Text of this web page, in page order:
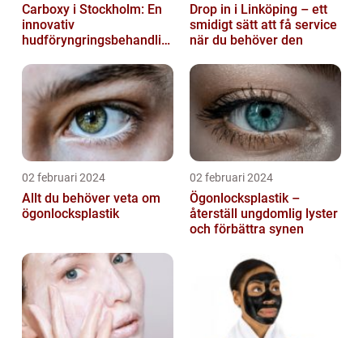
Carboxy i Stockholm: En
innovativ
hudföryngringsbehandlin
Drop in i Linköping – ett
smidigt sätt att få service
när du behöver den
02 februari 2024
Allt du behöver veta om
ögonlocksplastik
02 februari 2024
Ögonlocksplastik –
återställ ungdomlig lyster
och förbättra synen